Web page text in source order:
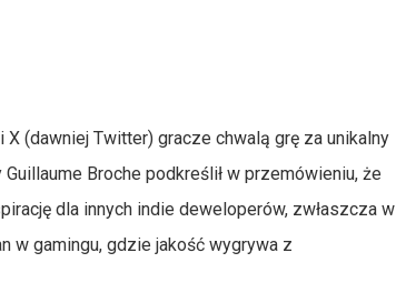
X (dawniej Twitter) gracze chwalą grę za unikalny
Broche podkreślił w przemówieniu, że
dla innych indie deweloperów, zwłaszcza w
w gamingu, gdzie jakość wygrywa z